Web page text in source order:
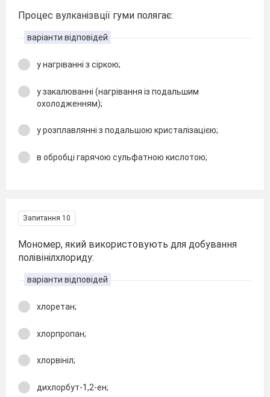
Процес вулканізвції гуми полягає:
варіанти відповідей
у нагріванні з сіркою;
у закалюванні (нагрівання із подальшим
охолодженням);
у розплавлянні з подальшою кристалізацією;
в обробці гарячою сульфатною кислотою;
Запитання 10
Мономер, який використовують для добування
полівінілхлориду:
варіанти відповідей
хлоретан;
хлорпропан;
хлорвініл;
дихлорбут-1,2-ен;